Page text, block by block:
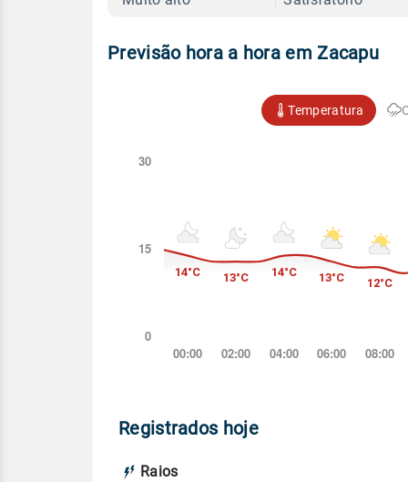
Previsão hora a hora em Zacapu
Temperatura
Registrados hoje
Raios